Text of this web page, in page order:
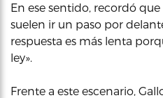
En ese sentido, recordó
suelen ir un paso por
respuesta es más lenta
ley».
Frente a este escenario,